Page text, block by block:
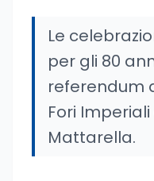
Le
per gli 80
referendum
Fori
Mattarella.